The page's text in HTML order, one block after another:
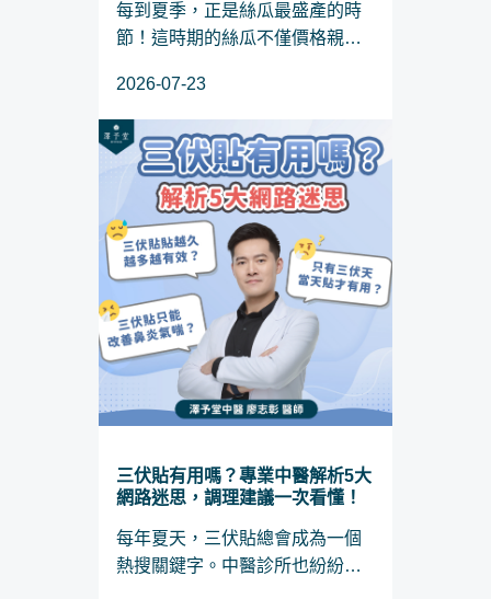
每到夏季，正是絲瓜最盛產的時
節！這時期的絲瓜不僅價格親
自然甘甜。對於正在實行減重計
畫、預備迎接夏日的「SO 身族」
來說，絲瓜絕對是冰箱裡不可或
缺的減脂神隊友。究竟這款被譽...
2026-07-23
三伏貼有用嗎？專業中醫解析5大
網路迷思，調理建議一次看懂！
每年夏天，三伏貼總會成為一個
熱搜關鍵字。中醫診所也紛紛推